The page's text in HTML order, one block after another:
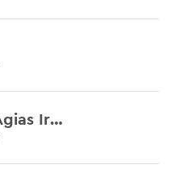
Kostas sur la place d'Agias Irinis